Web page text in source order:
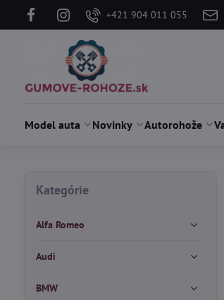
+421 904 011 055
Model auta Novinky Autorohože
Kategórie
Alfa Romeo
Audi
BMW